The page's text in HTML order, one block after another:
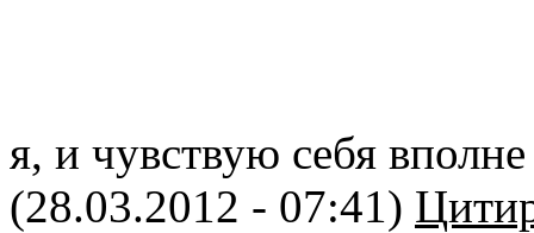
я, и чувствую себя
(28.03.2012 - 07:41)